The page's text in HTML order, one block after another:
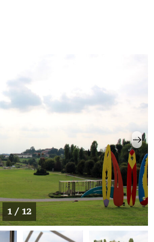
1 / 12